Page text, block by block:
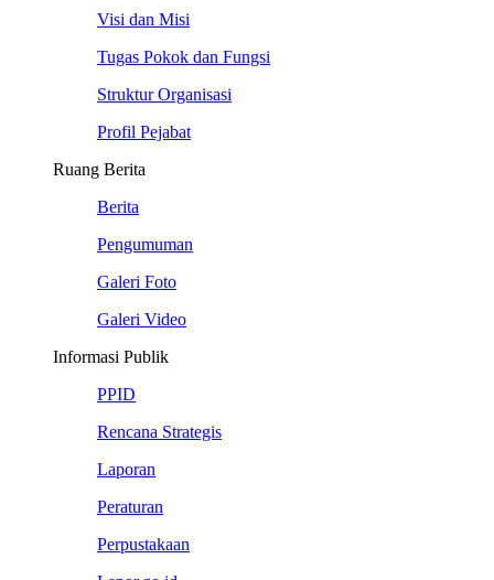
Visi dan Misi
Tugas Pokok dan Fungsi
Struktur Organisasi
Profil Pejabat
Ruang Berita
Berita
Pengumuman
Galeri Foto
Galeri Video
Informasi Publik
PPID
Rencana Strategis
Laporan
Peraturan
Perpustakaan